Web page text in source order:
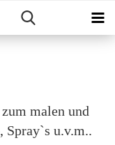
malen und
Spray`s u.v.m..